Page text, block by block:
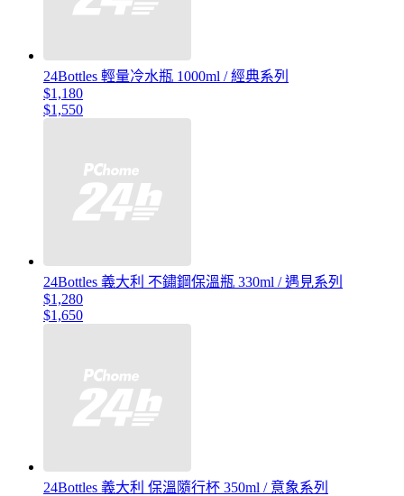
24Bottles 輕量冷水瓶 1000ml / 經典系列
$1,180
$1,550
24Bottles 義大利 不鏽鋼保溫瓶 330ml / 遇見系列
$1,280
$1,650
24Bottles 義大利 保溫隨行杯 350ml / 意象系列